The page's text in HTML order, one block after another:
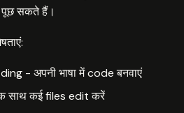
सकते हैं।
- अपनी भाषा में code बनवाएं
साथ कई files edit करें